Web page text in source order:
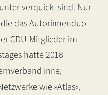
verquickt sind. Nur
das Autorinnenduo
CDU-Mitglieder im
hatte 2018
inne;
wie »Atlas«,